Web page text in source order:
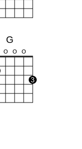
G
O O O
3